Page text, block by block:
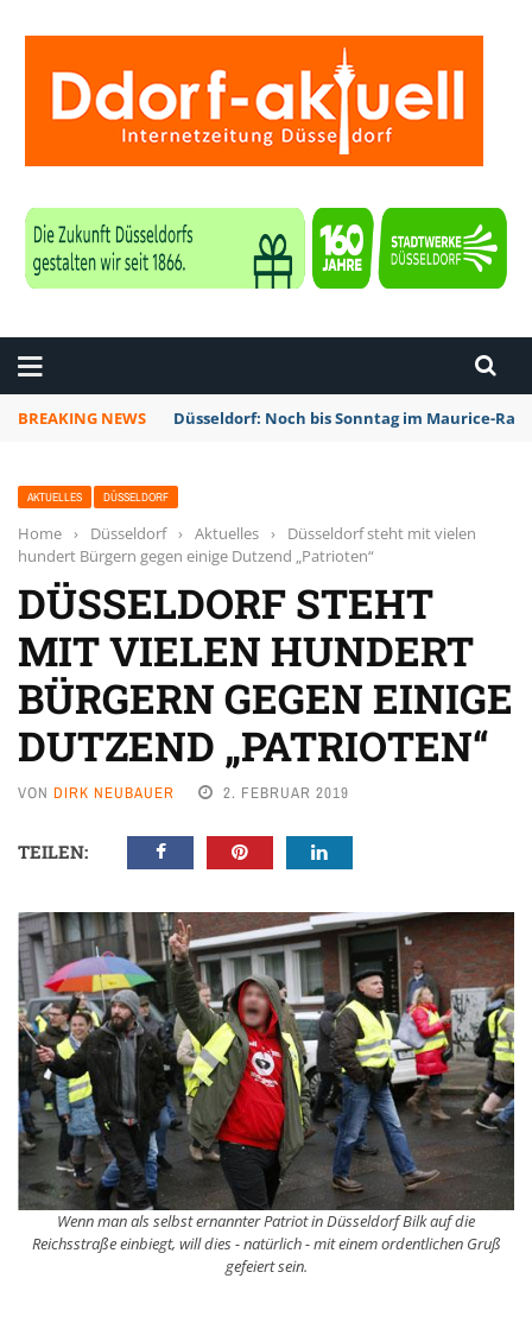
BREAKING NEWS Düsseldorf: Noch bis Sonntag im Maurice-
AKTUELLES DÜSSELDORF
Home › Düsseldorf › Aktuelles ›
Düsseldorf steht mit vielen
hundert Bürgern gegen einige Dutzend „Patrioten“
DÜSSELDORF STEHT
MIT VIELEN HUNDERT
BÜRGERN GEGEN EINIGE
DUTZEND „PATRIOTEN“
VON DIRK NEUBAUER 2. FEBRUAR 2019
TEILEN:
Wenn man als selbst ernannter Patriot in Düsseldorf Bilk auf die
Reichsstraße einbiegt, will dies - natürlich - mit einem ordentlichen Gruß
gefeiert sein.